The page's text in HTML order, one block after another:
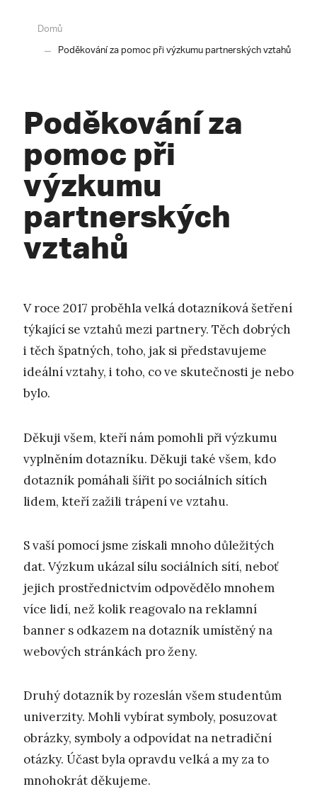
Domů
Poděkování za pomoc při výzkumu partnerských vztahů
Poděkování za
pomoc při
výzkumu
partnerských
vztahů
V roce 2017 proběhla velká dotazníková šetření
týkající se vztahů mezi partnery. Těch dobrých
i těch špatných, toho, jak si představujeme
ideální vztahy, i toho, co ve skutečnosti je nebo
bylo.
Děkuji všem, kteří nám pomohli při výzkumu
vyplněním dotazníku. Děkuji také všem, kdo
dotazník pomáhali šířit po sociálních sítích
lidem, kteří zažili trápení ve vztahu.
S vaší pomocí jsme získali mnoho důležitých
dat. Výzkum ukázal sílu sociálních sítí, neboť
jejich prostřednictvím odpovědělo mnohem
více lidí, než kolik reagovalo na reklamní
banner s odkazem na dotazník umístěný na
webových stránkách pro ženy.
Druhý dotazník by rozeslán všem studentům
univerzity. Mohli vybírat symboly, posuzovat
obrázky, symboly a odpovídat na netradiční
otázky. Účast byla opravdu velká a my za to
mnohokrát děkujeme.